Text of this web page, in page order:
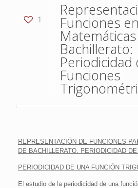
1 Funciones en
Bachillerato:
Periodicidad
Funciones
REPRESENTACIÓN DE FUNCIONES
DE BACHILLERATO. PERIODICIDAD
PERIODICIDAD DE UNA FUNCIÓN
El estudio de la periodicidad de una